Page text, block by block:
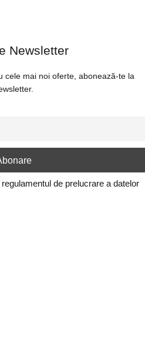
Newsletter
cele mai noi oferte, abonează-te la
regulamentul de prelucrare a datelor